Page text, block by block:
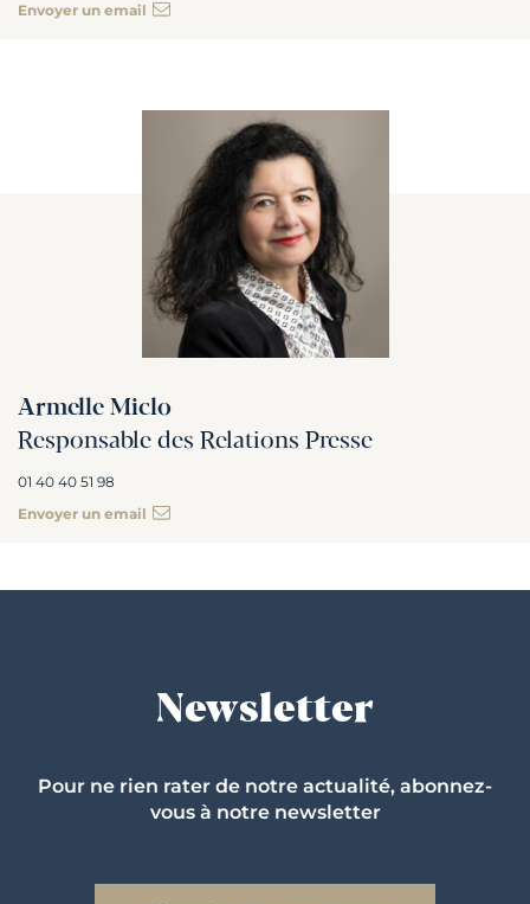
Envoyer un email
Armelle Miclo
Responsable des Relations Presse
01 40 40 51 98
Envoyer un email
Newsletter
Pour ne rien rater de notre actualité, abonnez-
vous à notre newsletter